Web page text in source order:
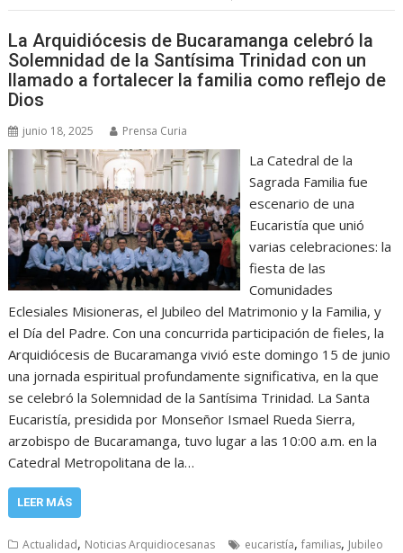
La Arquidiócesis de Bucaramanga celebró la
Solemnidad de la Santísima Trinidad con un
llamado a fortalecer la familia como reflejo de
Dios
junio 18, 2025 Prensa Curia
La Catedral de la
Sagrada Familia fue
escenario de una
Eucaristía que unió
varias celebraciones: la
fiesta de las
Comunidades
Eclesiales Misioneras, el Jubileo del Matrimonio y la Familia, y
el Día del Padre. Con una concurrida participación de fieles, la
Arquidiócesis de Bucaramanga vivió este domingo 15 de junio
una jornada espiritual profundamente significativa, en la que
se celebró la Solemnidad de la Santísima Trinidad. La Santa
Eucaristía, presidida por Monseñor Ismael Rueda Sierra,
arzobispo de Bucaramanga, tuvo lugar a las 10:00 a.m. en la
Catedral Metropolitana de la…
LEER MÁS
Actualidad, Noticias Arquidiocesanas eucaristía,familias, Jubileo